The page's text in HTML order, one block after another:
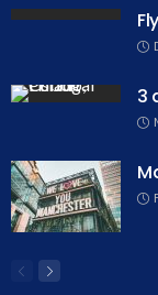
3